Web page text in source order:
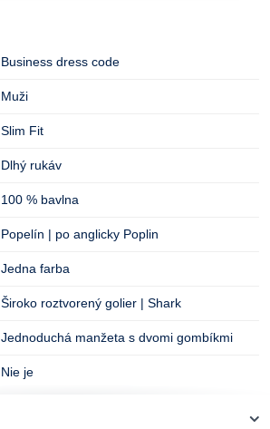
Business dress code
Muži
Slim Fit
Dlhý rukáv
100 % bavlna
Popelín | po anglicky Poplin
Jedna farba
Široko roztvorený golier | Shark
Jednoduchá manžeta s dvomi gombíkmi
Nie je